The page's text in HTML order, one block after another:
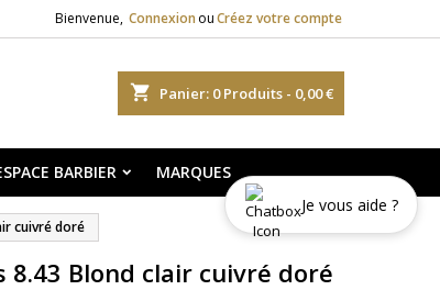
Bienvenue, Connexion ouCréez votre compte
shopping_cart Panier: 0Produits - 0,00 €
BARBIER MARQUES
cuivré doré
Blond clair cuivré doré
Je vous aide ?